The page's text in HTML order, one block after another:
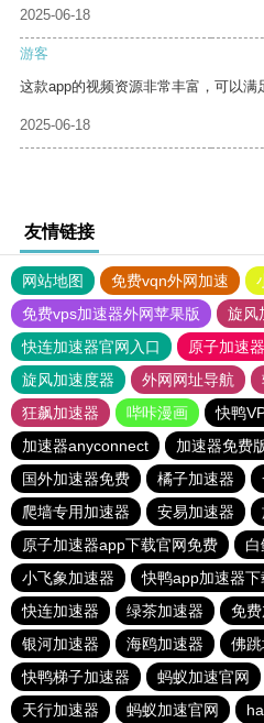
2025-06-18
游客
这款app的视频资源非常丰富，可以满
2025-06-18
友情链接
网站地图 免费vqn外网加速
免费vps加速器外网苹果版
旋风
快连加速器官网入口
原子加速器
旋风加速度器
外网网址导航
狂飙加速器
哔咔漫画 快鸭
加速器anyconnect
加速器免费
国外加速器免费
橘子加速器
爬墙专用加速器
安易加速器
原子加速器app下载官网免费
小飞象加速器
快鸭app加速器
快连加速器
绿茶加速器
免
银河加速器
海鸥加速器 佛
快鸭梯子加速器
蚂蚁加速官网
天行加速器
蚂蚁加速官网